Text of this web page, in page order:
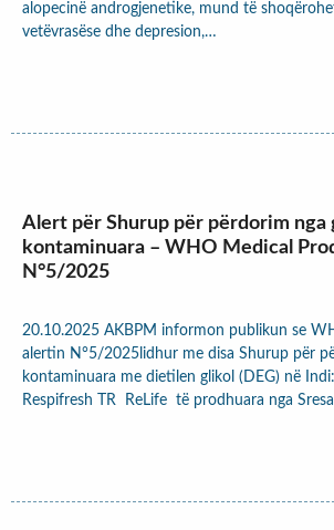
alopecinë androgjenetike, mund të
vetëvrasëse dhe depresion,…
Alert për Shurup për përdorim nga
kontaminuara – WHO Medical
N°5/2025
20.10.2025 AKBPM informon publikun se
alertin N°5/2025lidhur me disa Shurup për
kontaminuara me dietilen glikol (DEG) në
Respifresh TR ReLife të prodhuara nga